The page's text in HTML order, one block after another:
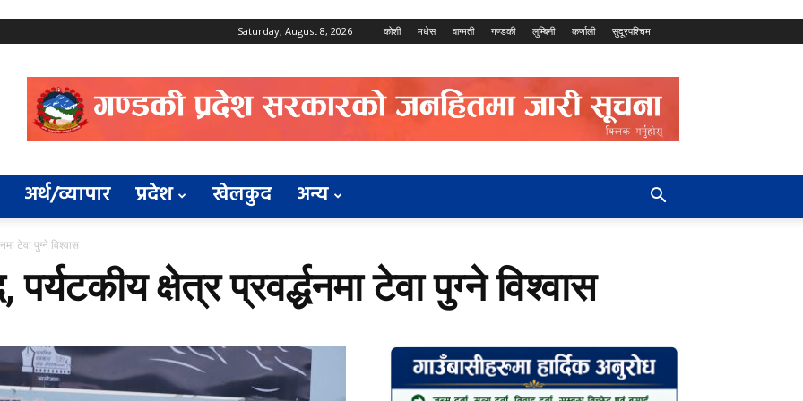
Saturday, August 8, 2026 कोशी मधेस वाग्मती गण्डकी लुम्बिनी कर्णाली सुदूरपश्चिम
अर्थ/व्यापार प्रदेश खेलकुद अन्य
टेवा पुग्ने विश्वास
क्षेत्र प्रवर्द्धनमा टेवा पुग्ने विश्वास